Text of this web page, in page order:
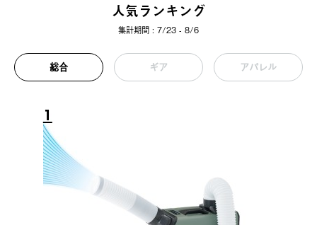
人気ランキング
集計期間 : 7/23 - 8/6
総合 ギア アパレル
1